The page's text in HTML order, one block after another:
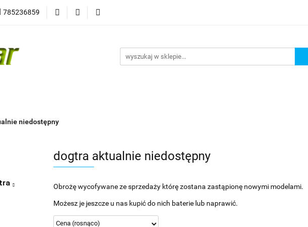
785236859
Kategorie Podstrona
niedostępny
dogtra aktualnie niedostępny
Obrożę wycofywane ze sprzedaży którę zostana zastąpionę nowymi modelami.
Możesz je jeszcze u nas kupić do nich baterie lub naprawić.